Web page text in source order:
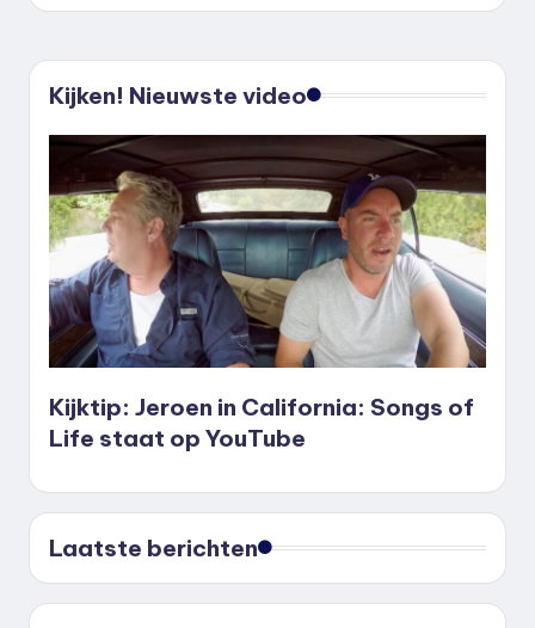
Kijken! Nieuwste video
Kijktip: Jeroen in California: Songs of
Life staat op YouTube
Laatste berichten